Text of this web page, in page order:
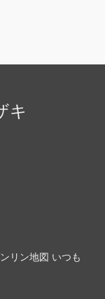
キ
リン地図 いつも